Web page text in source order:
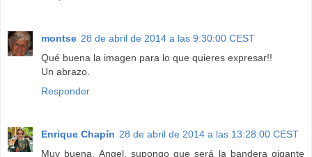
montse 28 de abril de 2014 a las 9:30:00 CEST
Qué buena la imagen para lo que quieres expresar!!
Un abrazo.
Responder
Enrique Chapín 28 de abril de 2014 a las 13:28:00 CEST
Muy buena, Angel, supongo que será la bandera gigante